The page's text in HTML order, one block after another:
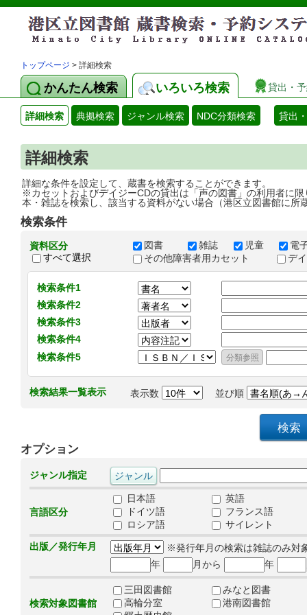
トップページ > 詳細検索
かんたん検索 いろいろ検索 貸出・
詳細検索 典拠検索 ジャンル検索 NDC分類検索 貸出
詳細検索
詳細な条件を設定して、蔵書を検索することができます。
※カセットおよびデイジーCDの貸出は「声の図書」の利用者に限
本・雑誌を検索し、該当する資料がない場合（港区立図書館に所
検索条件
資料区分
すべて選択
図書 雑誌 児童
電
その他障害者用カセット
デ
検索条件1
検索条件2
検索条件3
検索条件4
検索条件5
検索結果一覧表示 表示数 並び順
オプション
ジャンル指定
言語区分
日本語
英語
ドイツ語
フランス語
ロシア語
サイレント
出版／発行年月
※発行年月の検索は雑誌のみ対
年
月から 年
検索対象図書館
三田図書館
みなと図書
高輪分室
港南図書館